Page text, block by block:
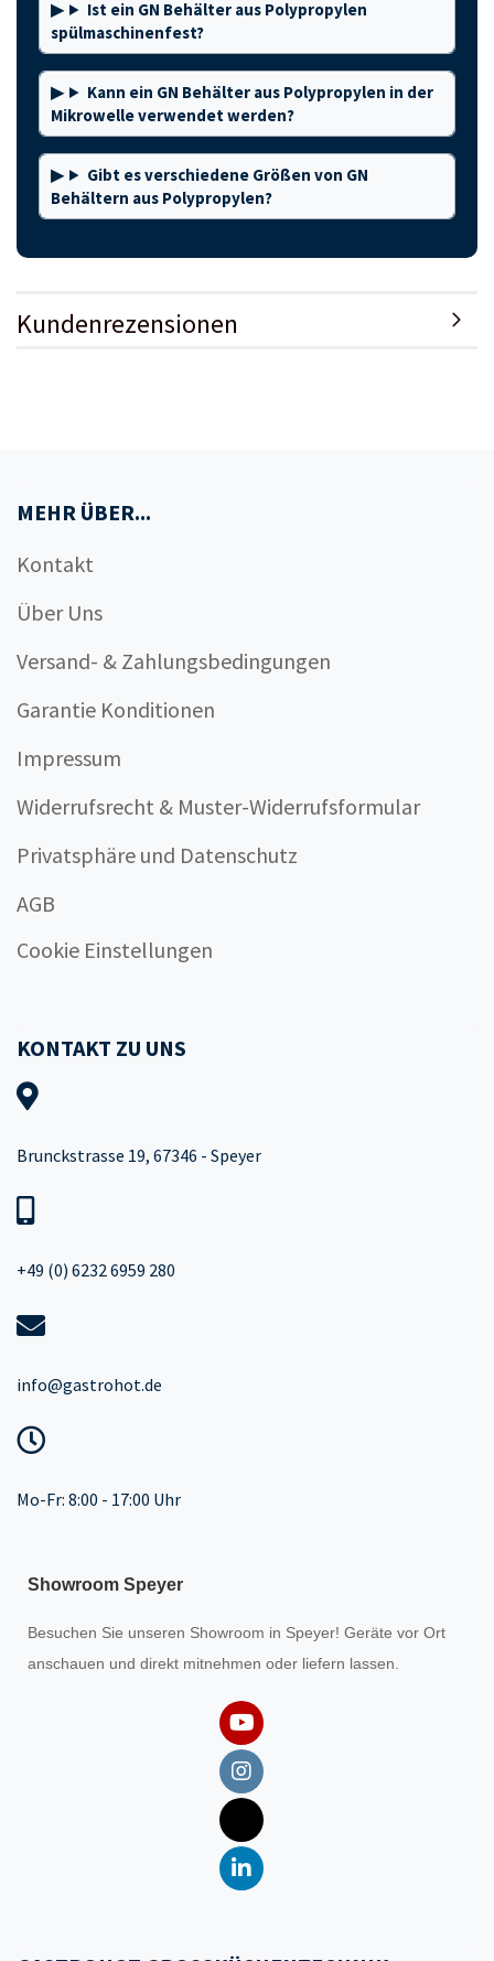
Ist ein GN Behälter aus Polypropylen
spülmaschinenfest?
Kann ein GN Behälter aus Polypropylen in der
Mikrowelle verwendet werden?
Gibt es verschiedene Größen von GN
Behältern aus Polypropylen?
Kundenrezensionen
MEHR ÜBER...
Kontakt
Über Uns
Versand- & Zahlungsbedingungen
Garantie Konditionen
Impressum
Widerrufsrecht & Muster-Widerrufsformular
Privatsphäre und Datenschutz
AGB
Cookie Einstellungen
KONTAKT ZU UNS
Brunckstrasse 19, 67346 - Speyer
+49 (0) 6232 6959 280
info@gastrohot.de
Mo-Fr: 8:00 - 17:00 Uhr
Showroom Speyer
Besuchen Sie unseren Showroom in Speyer! Geräte vor Ort
anschauen und direkt mitnehmen oder liefern lassen.